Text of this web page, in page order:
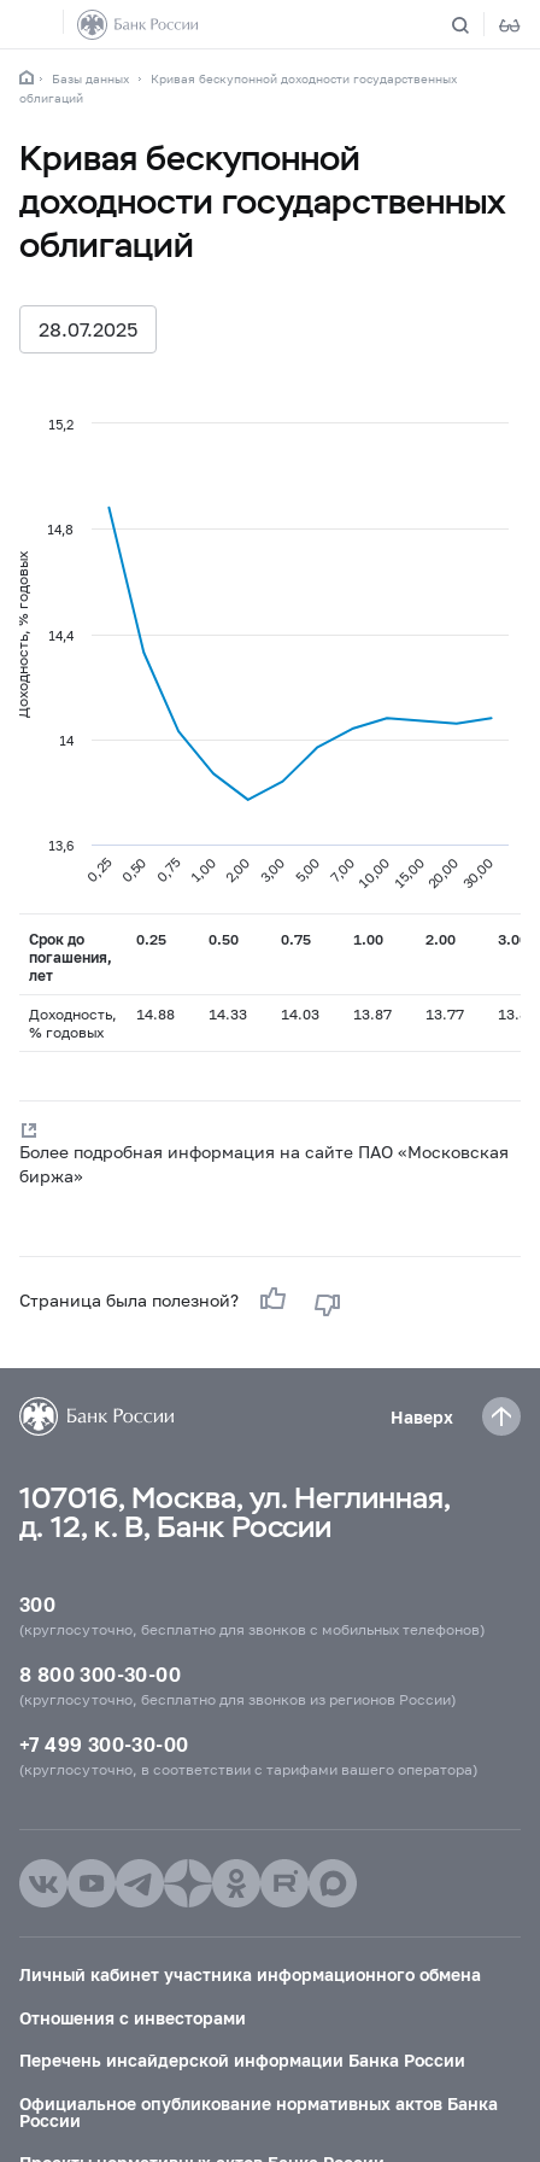
Базы данных
Кривая бескупонной доходности государственных
облигаций
Кривая бескупонной
доходности государственных
облигаций
28.07.2025
Доходность, % годовых
0,25 0,50 0,75 1,00 2,00 3,00 5,00 7,0010,0015,0020,0030,00
13,6
14
14,4
14,8
15,2
Срок до
погашения,
лет
0.25 0.50 0.75 1.00 2.00 3.00
Доходность,
% годовых
14.88 14.33 14.03 13.87 13.77 13.84
Более подробная информация на сайте ПАО «Московская
биржа»
Страница была полезной?
Наверх
107016, Москва, ул. Неглинная,
д. 12, к. В, Банк России
300
(круглосуточно, бесплатно для звонков с мобильных телефонов)
8 800 300-30-00
(круглосуточно, бесплатно для звонков из регионов России)
+7 499 300-30-00
(круглосуточно, в соответствии с тарифами вашего оператора)
Личный кабинет участника информационного обмена
Отношения с инвесторами
Перечень инсайдерской информации Банка России
Официальное опубликование нормативных актов Банка
России